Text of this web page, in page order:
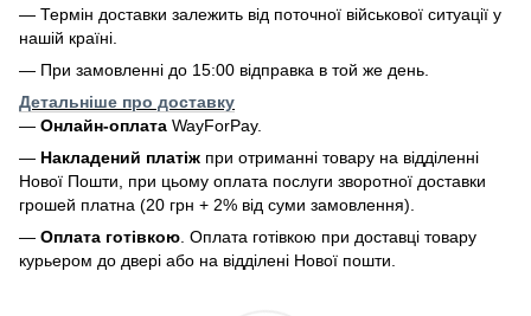
— Термін доставки залежить від поточної військової ситуації у
нашій країні.
— При замовленні до 15:00 відправка в той же день.
Детальніше про доставку
— Онлайн-оплата WayForPay.
— Накладений платіж при отриманні товару на відділенні
Нової Пошти, при цьому оплата послуги зворотної доставки
грошей платна (20 грн + 2% від суми замовлення).
— Оплата готівкою . Оплата готівкою при доставці товару
курьером до двері або на відділені Нової пошти.